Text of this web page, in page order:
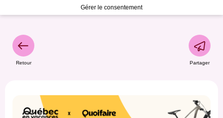
Gérer le consentement
Retour Partager